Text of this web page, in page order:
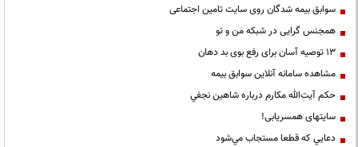
سوابق بیمه شدگان روی سایت تامین اجتماعی
همجنس گرایی در شبکه من و تو
13 توصیه آسان برای رفع بوی بد دهان
مشاهده سامانه آنلاين سوابق بیمه
حكم آيت‌الله مكارم درباره شاهين نجفي
سایتهای همسریابی!
دعايي كه قطعا مستجاب مي‌شود